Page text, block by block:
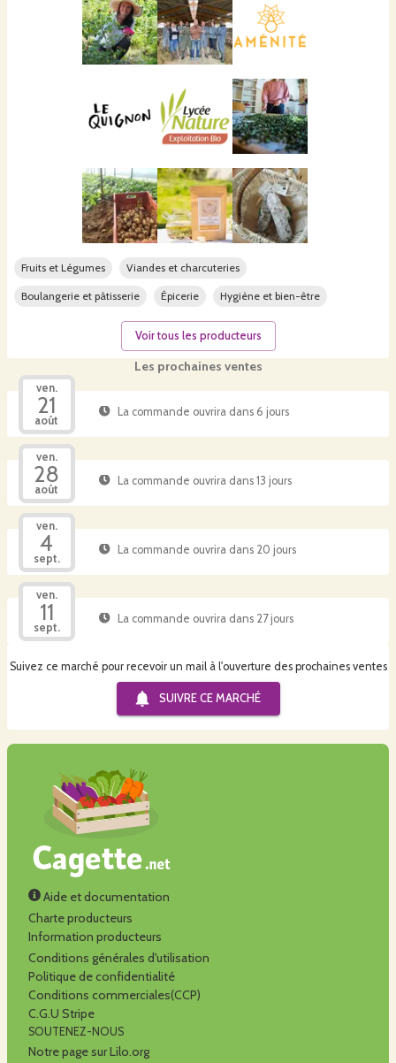
Les prochaines ventes
ven.
21
août
La commande ouvrira dans 6 jours
ven.
28
août
La commande ouvrira dans 13 jours
ven.
4
sept.
La commande ouvrira dans 20 jours
ven.
11
sept.
La commande ouvrira dans 27 jours
Suivez ce marché pour recevoir un mail à l'ouverture des prochaines ventes
SUIVRE CE MARCHÉ
Fruits et Légumes Viandes et charcuteries
Boulangerie et pâtisserie Épicerie Hygiène et bien-être
Voir tous les producteurs
Aide et documentation
Charte producteurs
Information producteurs
Conditions générales d'utilisation
Politique de confidentialité
Conditions commerciales(CCP)
C.G.U Stripe
SOUTENEZ-NOUS
Notre page sur Lilo.org